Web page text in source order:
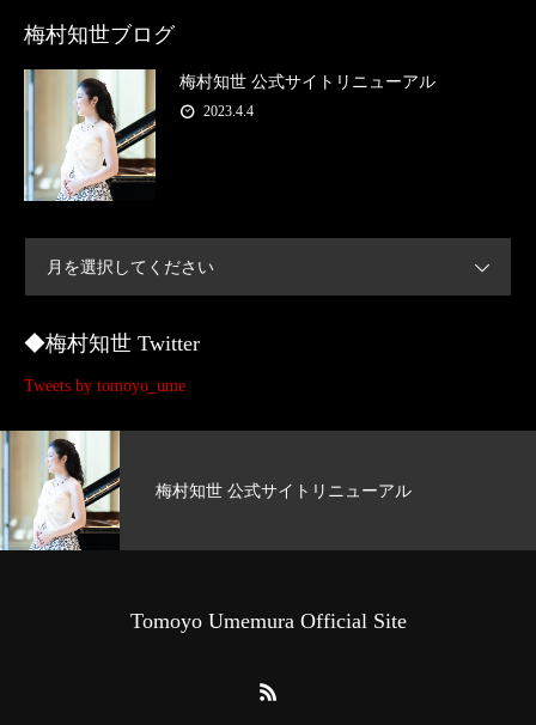
梅村知世ブログ
梅村知世 公式サイトリニューアル
2023.4.4
月を選択してください
◆梅村知世 Twitter
Tweets by tomoyo_ume
梅村知世 公式サイトリニューアル
Tomoyo Umemura Official Site